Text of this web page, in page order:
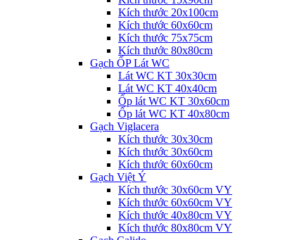
Kích thước 20x100cm
Kích thước 60x60cm
Kích thước 75x75cm
Kích thước 80x80cm
Gạch ỐP Lát WC
Lát WC KT 30x30cm
Lát WC KT 40x40cm
Ốp lát WC KT 30x60cm
Ốp lát WC KT 40x80cm
Gạch Viglacera
Kích thước 30x30cm
Kích thước 30x60cm
Kích thước 60x60cm
Gạch Việt Ý
Kích thước 30x60cm VY
Kích thước 60x60cm VY
Kích thước 40x80cm VY
Kích thước 80x80cm VY